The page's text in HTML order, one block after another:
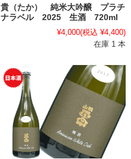
貴（たか） 純米大吟醸 プラチ
ナラベル 2025 生酒 720ml
¥4,000(税込 ¥4,400)
在庫 1 本